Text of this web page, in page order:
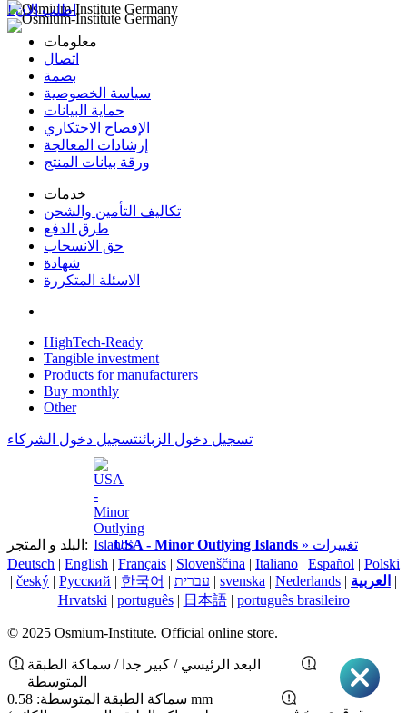
! اطلب الان
معلومات
اتصال
بصمة
سياسة الخصوصية
حماية البيانات
الإفصاح الاحتكاري
إرشادات المعالجة
ورقة بيانات المنتج
خدمات
تكاليف التأمين والشحن
طرق الدفع
حق الانسحاب
شهادة
الاسئلة المتكررة
HighTech-Ready
Tangible investment
Products for manufacturers
Buy monthly
Other
تسجيل دخول الزبائنتسجيل دخول الشركاء
البلد و المتجر: USA - Minor Outlying Islands
» تغييرات
Deutsch | English | Français | Slovenščina | Italiano | Español | Polski
| český | Pусский | 한국어 | עברית | svenska | Nederlands | العربية |
Hrvatski | português| 日本語| português brasileiro
© 2025 Osmium-Institute. Official online store.
البعد الرئيسي / كبير جدا / سماكة الطبقة
المتوسطة
سماكة الطبقة المتوسطة: 0.58 mm